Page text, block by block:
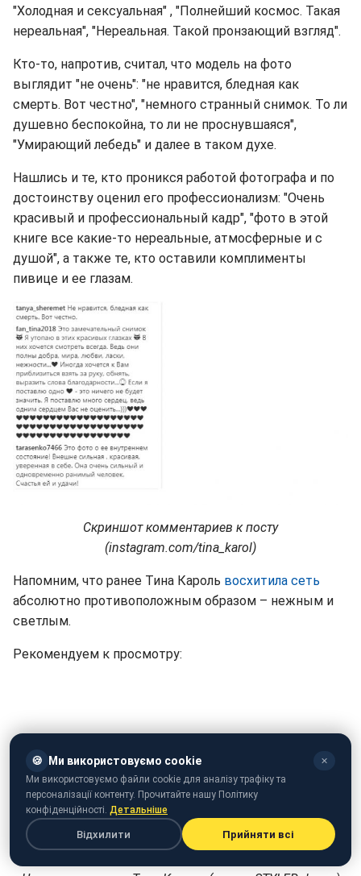
"Холодная и сексуальная" , "Полнейший космос. Такая
нереальная", "Нереальная. Такой пронзающий взгляд".
Кто-то, напротив, считал, что модель на фото
выглядит "не очень": "не нравится, бледная как
смерть. Вот честно", "немного странный снимок. То ли
душевно беспокойна, то ли не проснувшаяся",
"Умирающий лебедь" и далее в таком духе.
Нашлись и те, кто проникся работой фотографа и по
достоинству оценил его профессионализм: "Очень
красивый и профессиональный кадр", "фото в этой
книге все какие-то нереальные, атмосферные и с
душой", а также те, кто оставили комплименты
пивице и ее глазам.
Скриншот комментариев к посту
(instagram.com/tina_karol)
Напомним, что ранее Тина Кароль восхитила сеть
абсолютно противоположным образом – нежным и
светлым.
Рекомендуем к просмотру:
🍪 Ми використовуємо cookie ✕
Ми використовуємо файли cookie для аналізу трафіку та
персоналізації контенту. Прочитайте нашу Політику
конфіденційності. Детальніше
Відхилити Прийняти всі